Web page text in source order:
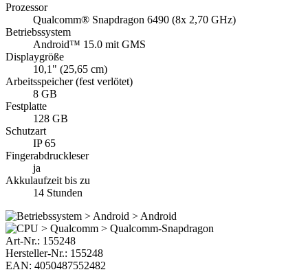
Prozessor
Qualcomm® Snapdragon 6490 (8x 2,70 GHz)
Betriebssystem
Android™ 15.0 mit GMS
Displaygröße
10,1" (25,65 cm)
Arbeitsspeicher (fest verlötet)
8 GB
Festplatte
128 GB
Schutzart
IP 65
Fingerabdruckleser
ja
Akkulaufzeit bis zu
14 Stunden
Art-Nr.: 155248
Hersteller-Nr.: 155248
EAN: 4050487552482